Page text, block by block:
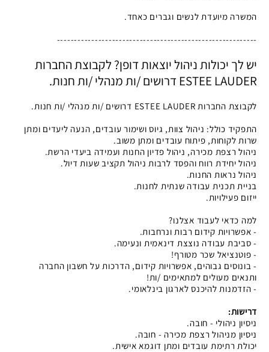
המשרה מיועדת לנשים וגברים כאחד.
----------------------------------------------------------
יש לך יכולות ניהול יוצאות דופן? לקבוצת החברות
ESTEE LAUDER דרושים /ות מנהלי /ות חנות.
לקבוצת החברות ESTEE LAUDER דרושים /ות מנהלי /ות חנות.
התפקיד כולל: ניהול צוות, גיוס ושימור עובדים, הנעה ליעדים ומתן
שרות לקוחות, פיתוח עובדים ומתן משוב.
ניהול רצפת מכירה, ניהול פדיון החנות ועמידה ביעדי הרשת.
ניהול יחידת רווח והפסד לרבות ניהול תקציב שעות דיול.
ניהול נראות החנות.
בניית תכנית עבודה שנתית לחנות.
ייזום פעילויות.
למה כדאי לעבוד אצלנו?
- אפשרויות קידום רבות ונרחבות.
- סביבת עבודה נוצצת דינאמית ונעימה.
- פוטנציאל שכר מטורף!
- בונוסים גבוהים, אפשרויות קידום, הדרכות על חשבון החברה
ותנאים מעולים למתאימים /ות!
- הזדמנות להיכנס לארגון בינלאומי.
דרישות:
ניסיון ניהולי - חובה.
ניסיון מניהול רצפת מכירה - חובה.
יכולת רתימת עובדים ומתן דוגמא אישית.